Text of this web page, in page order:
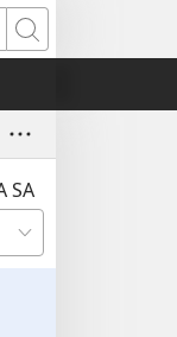
Pangitaa
SA